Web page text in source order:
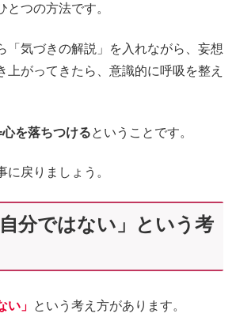
とつの方法です。
「気づきの解説」を入れながら、妄想
上がってきたら、意識的に呼吸を整え
を落ちつけるということです。
に戻りましょう。
自分ではない」という考
い」 という考え方があります。